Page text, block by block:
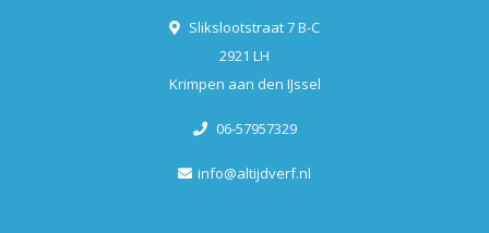
Slikslootstraat 7 B-C
2921 LH
Krimpen aan den IJssel
06-57957329
info@altijdverf.nl